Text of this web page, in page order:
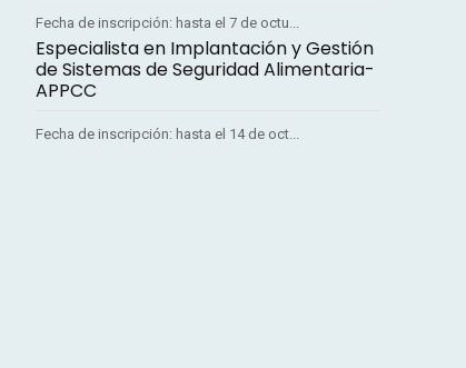
Fecha de inscripción: hasta el 7 de octu...
Especialista en Implantación y Gestión
de Sistemas de Seguridad Alimentaria-
APPCC
Fecha de inscripción: hasta el 14 de oct...